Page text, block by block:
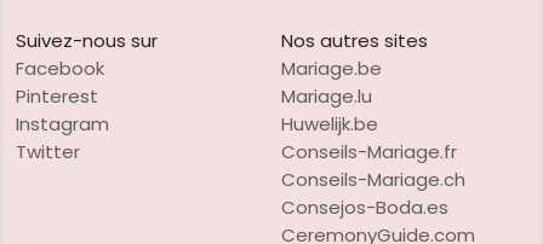
Suivez-nous sur
Facebook
Pinterest
Instagram
Twitter
Nos autres sites
Mariage.be
Mariage.lu
Huwelijk.be
Conseils-Mariage.fr
Conseils-Mariage.ch
Consejos-Boda.es
CeremonyGuide.com